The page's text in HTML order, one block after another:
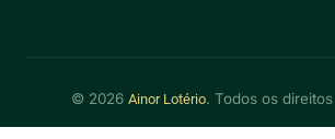
© 2026 Ainor Lotério. Todos os